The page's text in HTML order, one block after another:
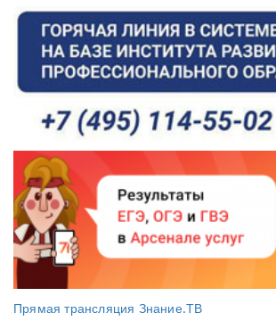
Прямая трансляция Знание.ТВ